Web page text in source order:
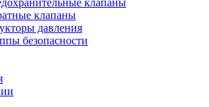
клапаны
клапаны
давления
безопасности